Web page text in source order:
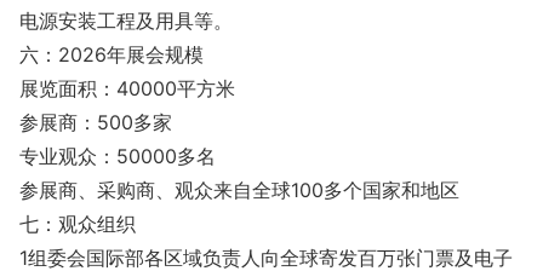
电源安装工程及用具等。
六：2026年展会规模
展览面积：40000平方米
参展商：500多家
专业观众：50000多名
参展商、采购商、观众来自全球100多个国家和地区
七：观众组织
1组委会国际部各区域负责人向全球寄发百万张门票及电子